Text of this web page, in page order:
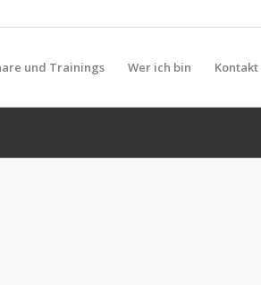
und Trainings Wer ich bin Kontakt